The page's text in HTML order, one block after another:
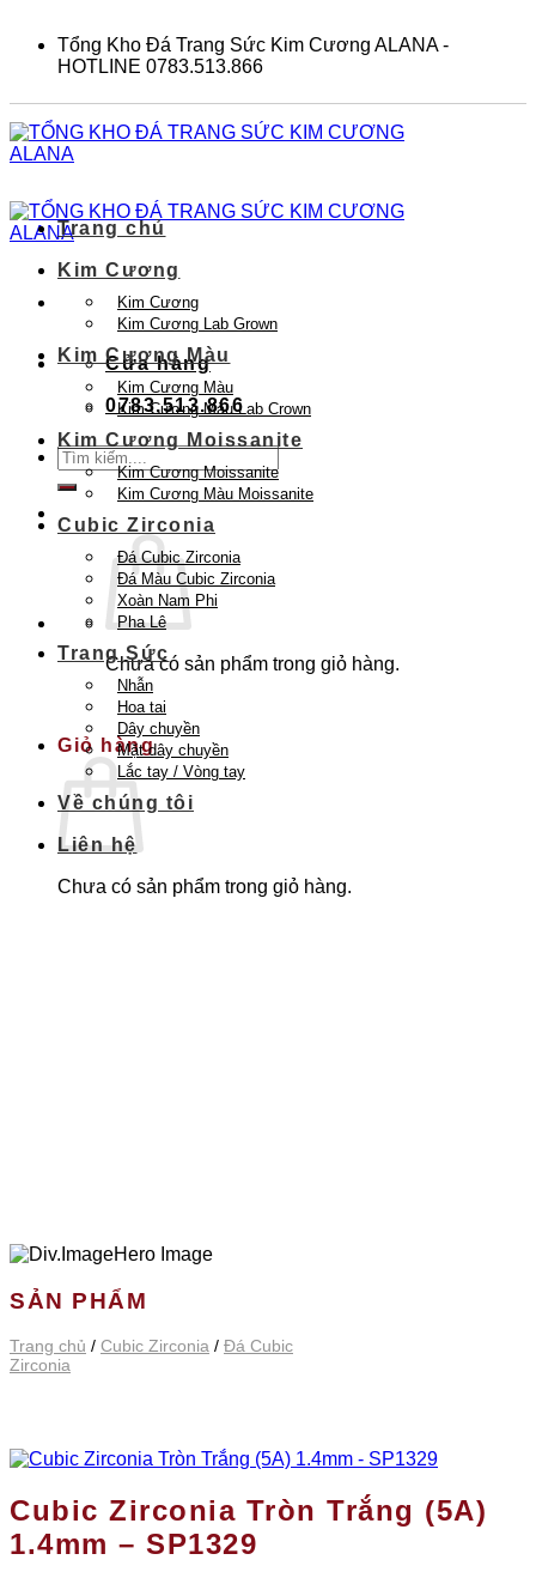
content
Tổng Kho Đá Trang Sức Kim Cương ALANA -
HOTLINE 0783.513.866
Cửa hàng
0783.513.866
Tìm
kiếm:
Chưa có sản phẩm trong giỏ hàng.
Quay trở lại cửa hàng
Giỏ hàng
Chưa có sản phẩm trong giỏ hàng.
Trang chủ
Kim Cương
Kim Cương
Kim Cương Lab Grown
Kim Cương Màu
Kim Cương Màu
Kim Cương Màu Lab Crown
Kim Cương Moissanite
Kim Cương Moissanite
Kim Cương Màu Moissanite
Cubic Zirconia
Đá Cubic Zirconia
Đá Màu Cubic Zirconia
Xoàn Nam Phi
Pha Lê
Trang Sức
Nhẫn
Hoa tai
Dây chuyền
Mặt dây chuyền
Lắc tay / Vòng tay
Về chúng tôi
Liên hệ
SẢN PHẨM
Trang chủ / Cubic Zirconia / Đá Cubic
Zirconia
Cubic Zirconia Tròn Trắng (5A)
1.4mm – SP1329